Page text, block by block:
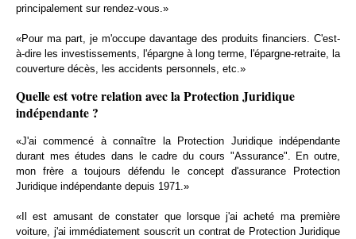
principalement sur rendez-vous.»
«Pour ma part, je m'occupe davantage des produits financiers. C'est-
à-dire les investissements, l'épargne à long terme, l'épargne-retraite, la
couverture décès, les accidents personnels, etc.»
Quelle est votre relation avec la Protection Juridique
indépendante ?
«J'ai commencé à connaître la Protection Juridique indépendante
durant mes études dans le cadre du cours "Assurance". En outre,
mon frère a toujours défendu le concept d'assurance Protection
Juridique indépendante depuis 1971.»
«Il est amusant de constater que lorsque j'ai acheté ma première
voiture, j'ai immédiatement souscrit un contrat de Protection Juridique